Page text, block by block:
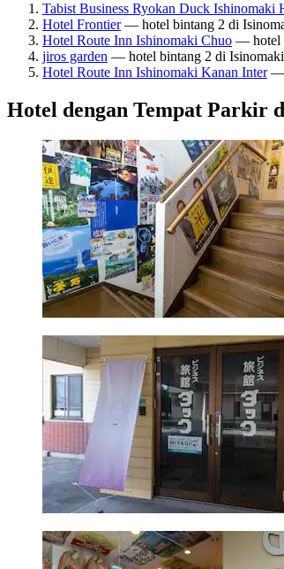
Tabist Business Ryokan Duck Ishinomaki
Hotel Frontier— hotel bintang 2 di
Hotel Route Inn Ishinomaki Chuo — hotel
jiros garden — hotel bintang 2 di
Hotel Route Inn Ishinomaki Kanan Inter—
Hotel dengan Tempat Parkir